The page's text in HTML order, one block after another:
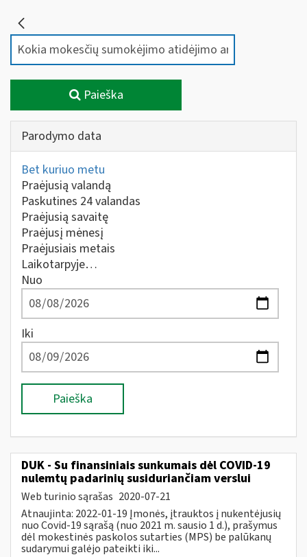
Paieška
Parodymo data
Bet kuriuo metu
Praėjusią valandą
Paskutines 24 valandas
Praėjusią savaitę
Praėjusį mėnesį
Praėjusiais metais
Laikotarpyje…
Nuo
Iki
Paieška
DUK - Su finansiniais sunkumais dėl COVID-19
nulemtų padarinių susiduriančiam verslui
Web turinio sąrašas 2020-07-21
Atnaujinta: 2022-01-19 Įmonės, įtrauktos į nukentėjusių
nuo Covid-19 sąrašą (nuo 2021 m. sausio 1 d.), prašymus
dėl mokestinės paskolos sutarties (MPS) be palūkanų
sudarymui galėjo pateikti iki...